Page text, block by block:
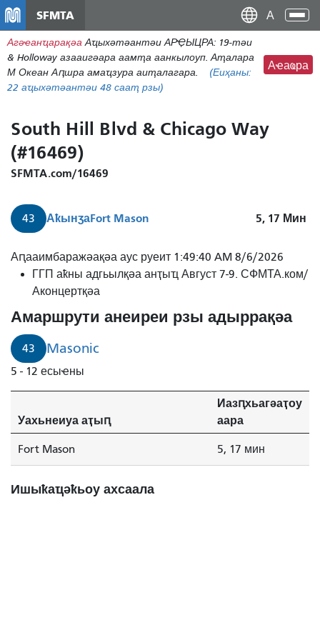
основному
содержаниу
SFMTA
Агәҽанҵарақәа Аҵыхәтәантәи АРҾЫЦРА: 19-тәи
& Holloway азааигәара аамҭа аанкылоуп. Аҭалара
М Океан Аԥшра амаҵзура аиҭалагара.
(Еиҳаны:
22 аҵыхәтәантәи 48 сааҭ рзы)
Аҽаҩра
South Hill Blvd & Chicago Way
(#16469)
SFMTA.com/16469
43 АҟынӡаFort Mason 5, 17 Мин
Аԥааимбаражәақәа аус руеит 1:49:40 AM 8/6/2026
ГГП аҟны адгьылқәа анҭыҵ Август 7-9. СФМТА.ком/
Аконцертқәа
Амаршрути анеиреи рзы адыррақәа
43 Masonic
5 - 12 есыҽны
Уахьнеиуа аҭыԥ
Иазԥхьагәаҭоу
аара
Fort Mason 5, 17 мин
Ишыҟаҵәҟьоу ахсаала